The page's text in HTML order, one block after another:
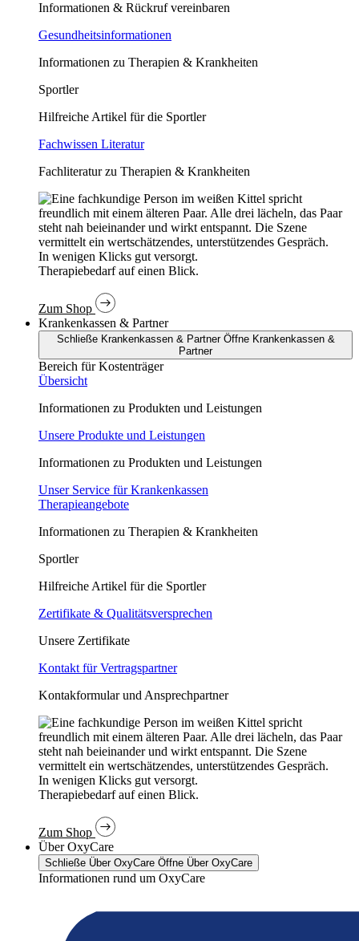
Informationen & Rückruf vereinbaren
Gesundheitsinformationen
Informationen zu Therapien & Krankheiten
Sportler
Hilfreiche Artikel für die Sportler
Fachwissen Literatur
Fachliteratur zu Therapien & Krankheiten
In wenigen Klicks gut versorgt.
Therapiebedarf auf einen Blick.
Zum Shop
Krankenkassen & Partner
Schließe Krankenkassen & Partner Öffne Krankenkassen &
Partner
Bereich für Kostenträger
Übersicht
Informationen zu Produkten und Leistungen
Unsere Produkte und Leistungen
Informationen zu Produkten und Leistungen
Unser Service für Krankenkassen
Therapieangebote
Informationen zu Therapien & Krankheiten
Sportler
Hilfreiche Artikel für die Sportler
Zertifikate & Qualitätsversprechen
Unsere Zertifikate
Kontakt für Vertragspartner
Kontakformular und Ansprechpartner
In wenigen Klicks gut versorgt.
Therapiebedarf auf einen Blick.
Zum Shop
Über OxyCare
Schließe Über OxyCare Öffne Über OxyCare
Informationen rund um OxyCare